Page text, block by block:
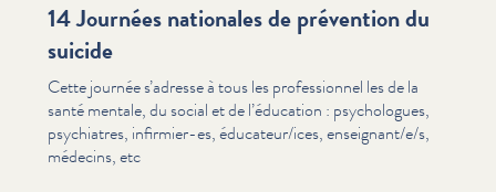
14 Journées nationales de prévention du
suicide
Cette journée s’adresse à tous les pro­fes­sion­nel les de la
santé mentale, du social et de l’éducation : psy­cho­logues,
psychiatres, infirmier-es, éducateur/​ices, enseignant/​e/​s,
médecins, etc